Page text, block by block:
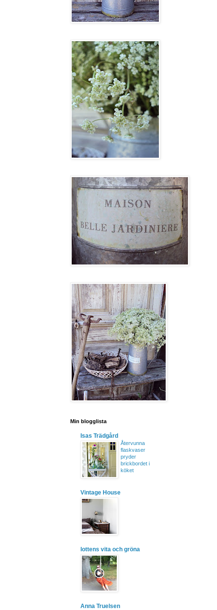
Min blogglista
Isas Trädgård
Återvunna
flaskvaser
pryder
brickbordet i
köket
Vintage House
lottens vita och gröna
Anna Truelsen